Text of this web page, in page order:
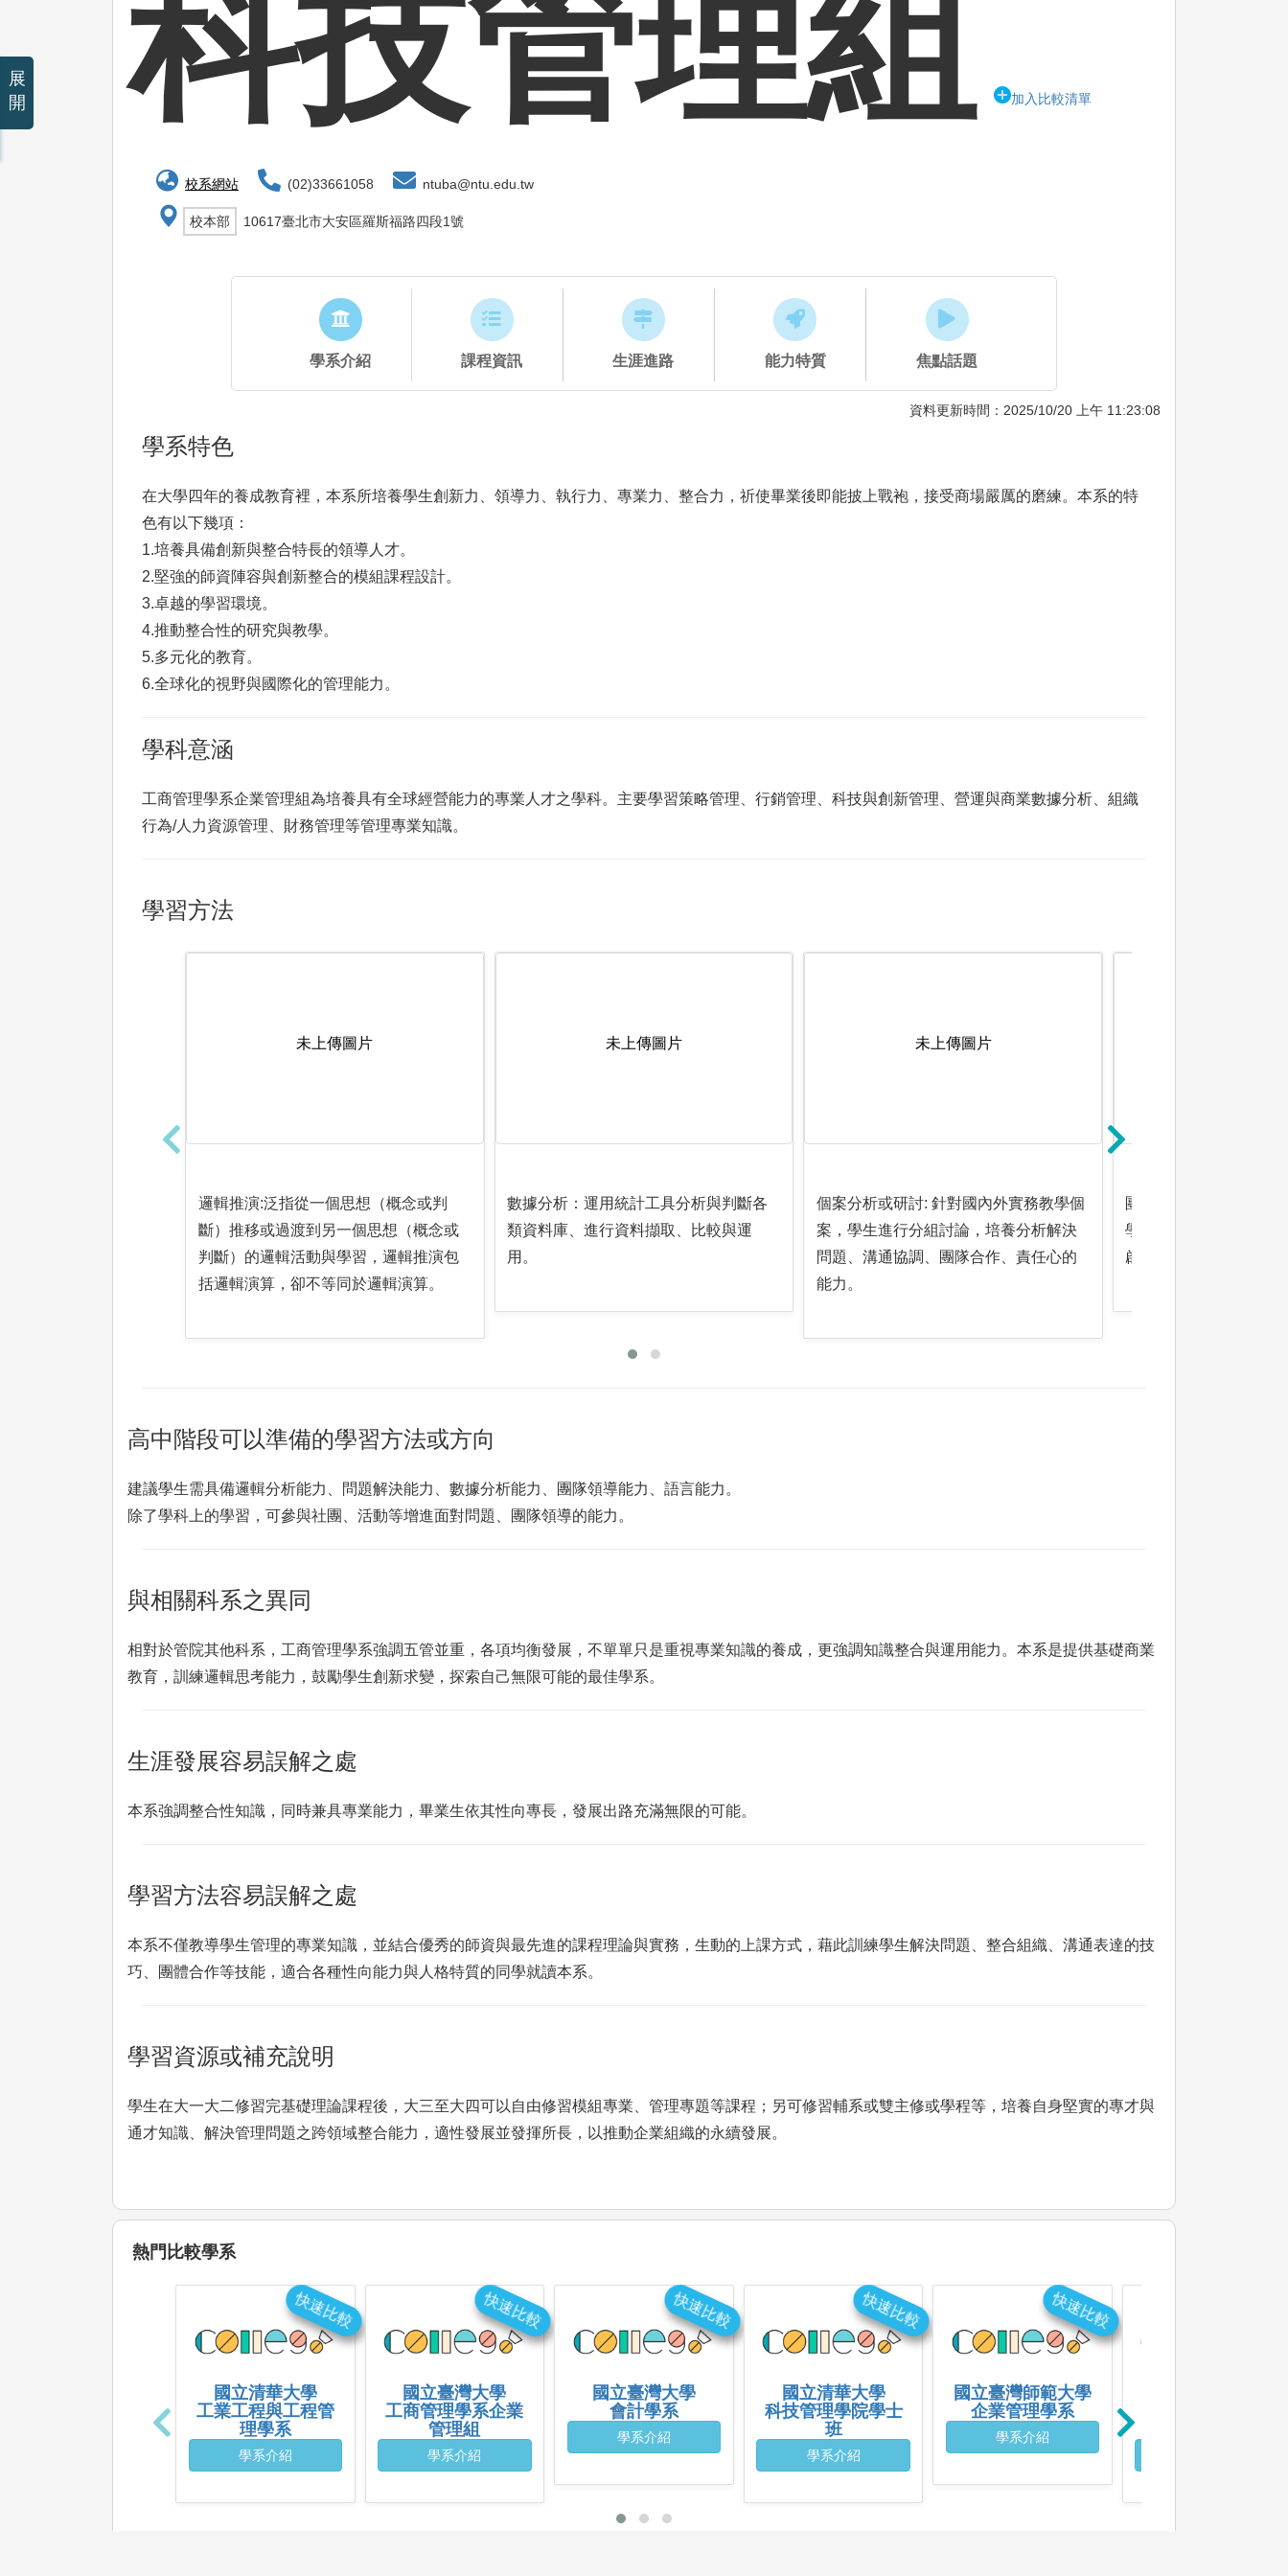
科技管理組 加入比較清單
校系網站 (02)33661058 ntuba@ntu.edu.tw
校本部 10617臺北市大安區羅斯福路四段1號
學系介紹 課程資訊 生涯進路 能力特質 焦點話題
資料更新時間：2025/10/20 上午 11:23:08
學系特色
在大學四年的養成教育裡，本系所培養學生創新力、領導力、執行力、專業力、整合力，祈使畢業後即能披上戰袍，接受商場嚴厲的磨練。本系的特
色有以下幾項：
1.培養具備創新與整合特長的領導人才。
2.堅強的師資陣容與創新整合的模組課程設計。
3.卓越的學習環境。
4.推動整合性的研究與教學。
5.多元化的教育。
6.全球化的視野與國際化的管理能力。
學科意涵
工商管理學系企業管理組為培養具有全球經營能力的專業人才之學科。主要學習策略管理、行銷管理、科技與創新管理、營運與商業數據分析、組織
行為/人力資源管理、財務管理等管理專業知識。
學習方法
未上傳圖片
邏輯推演:泛指從一個思想（概念或判
斷）推移或過渡到另一個思想（概念或
判斷）的邏輯活動與學習，邏輯推演包
括邏輯演算，卻不等同於邏輯演算。
未上傳圖片
數據分析：運用統計工具分析與判斷各
類資料庫、進行資料擷取、比較與運
用。
未上傳圖片
個案分析或研討: 針對國內外實務教學個
案，學生進行分組討論，培養分析解決
問題、溝通協調、團隊合作、責任心的
能力。
團隊學習:是指一個單
學生之間的互相學習、
啟發、共同進步。
高中階段可以準備的學習方法或方向
建議學生需具備邏輯分析能力、問題解決能力、數據分析能力、團隊領導能力、語言能力。
除了學科上的學習，可參與社團、活動等增進面對問題、團隊領導的能力。
與相關科系之異同
相對於管院其他科系，工商管理學系強調五管並重，各項均衡發展，不單單只是重視專業知識的養成，更強調知識整合與運用能力。本系是提供基礎商業
教育，訓練邏輯思考能力，鼓勵學生創新求變，探索自己無限可能的最佳學系。
生涯發展容易誤解之處
本系強調整合性知識，同時兼具專業能力，畢業生依其性向專長，發展出路充滿無限的可能。
學習方法容易誤解之處
本系不僅教導學生管理的專業知識，並結合優秀的師資與最先進的課程理論與實務，生動的上課方式，藉此訓練學生解決問題、整合組織、溝通表達的技
巧、團體合作等技能，適合各種性向能力與人格特質的同學就讀本系。
學習資源或補充說明
學生在大一大二修習完基礎理論課程後，大三至大四可以自由修習模組專業、管理專題等課程；另可修習輔系或雙主修或學程等，培養自身堅實的專才與
通才知識、解決管理問題之跨領域整合能力，適性發展並發揮所長，以推動企業組織的永續發展。
熱門比較學系
國立清華大學
工業工程與工程管
理學系
學系介紹
快速比較
國立臺灣大學
工商管理學系企業
管理組
學系介紹
快速比較
國立臺灣大學
會計學系
學系介紹
快速比較
國立清華大學
科技管理學院學士
班
學系介紹
快速比較
國立臺灣師範大學
企業管理學系
學系介紹
快速比較
展
開